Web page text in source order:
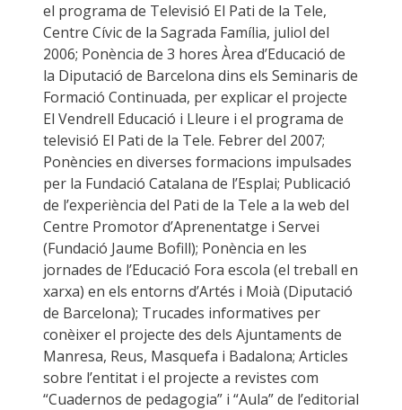
el programa de Televisió El Pati de la Tele,
Centre Cívic de la Sagrada Família, juliol del
2006; Ponència de 3 hores Àrea d’Educació de
la Diputació de Barcelona dins els Seminaris de
Formació Continuada, per explicar el projecte
El Vendrell Educació i Lleure i el programa de
televisió El Pati de la Tele. Febrer del 2007;
Ponències en diverses formacions impulsades
per la Fundació Catalana de l’Esplai; Publicació
de l’experiència del Pati de la Tele a la web del
Centre Promotor d’Aprenentatge i Servei
(Fundació Jaume Bofill); Ponència en les
jornades de l’Educació Fora escola (el treball en
xarxa) en els entorns d’Artés i Moià (Diputació
de Barcelona); Trucades informatives per
conèixer el projecte des dels Ajuntaments de
Manresa, Reus, Masquefa i Badalona; Articles
sobre l’entitat i el projecte a revistes com
“Cuadernos de pedagogia” i “Aula” de l’editorial